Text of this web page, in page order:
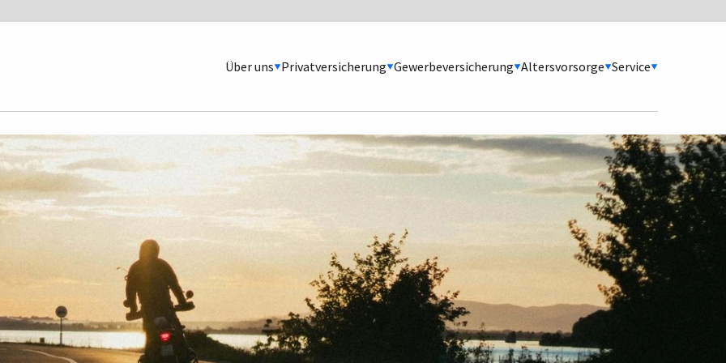
Über uns Privatversicherung Gewerbeversicherung Altersvorsorge Service